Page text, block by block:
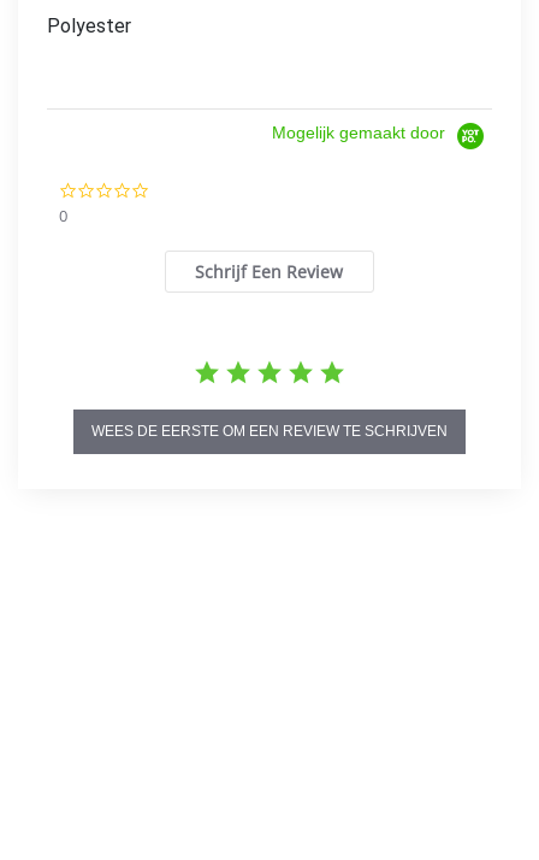
Polyester
Mogelijk gemaakt door
0
Schrijf Een Review
WEES DE EERSTE OM EEN REVIEW TE SCHRIJVEN